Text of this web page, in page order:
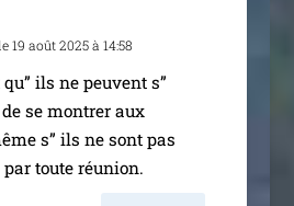
19 août 2025 à 14:58
ils ne peuvent s”
se mon­trer aux
s” ils ne sont pas
toute réunion.